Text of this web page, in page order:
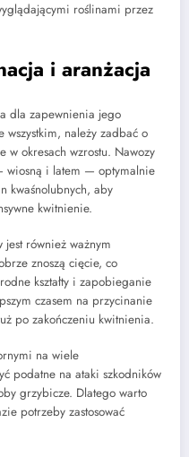
roślinami przez
i aranżacja
dla zapewnienia jego
należy zadbać o
w okresach wzrostu. Nawozy
wiosną i latem — optymalnie
kwaśnolubnych, aby
kwitnienie.
również ważnym
znoszą cięcie, co
kształty i zapobieganie
czasem na przycinanie
po zakończeniu kwitnienia.
na wiele
podatne na ataki szkodników
grzybicze. Dlatego warto
potrzeby zastosować